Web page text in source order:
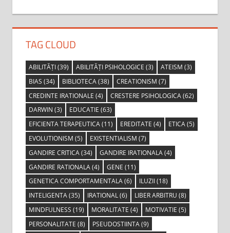
TAG CLOUD
ABILITĂȚI(39) ABILITĂȚI PSIHOLOGICE (3) ATEISM (3)
BIAS (34) BIBLIOTECA(38) CREATIONISM (7)
CREDINTE IRATIONALE (4) CRESTERE PSIHOLOGICA(62)
DARWIN (3) EDUCATIE (63)
EFICIENTA TERAPEUTICA(11) EREDITATE (4) ETICA(5)
EVOLUTIONISM (5) EXISTENTIALISM (7)
GANDIRE CRITICA(34) GANDIRE IRATIONALA(4)
GANDIRE RATIONALA(4) GENE (11)
GENETICA COMPORTAMENTALA(6) ILUZII(18)
INTELIGENTA(35) IRATIONAL(6) LIBER ARBITRU (8)
MINDFULNESS (19) MORALITATE (4) MOTIVATIE (5)
PERSONALITATE (8) PSEUDOSTIINTA(9)